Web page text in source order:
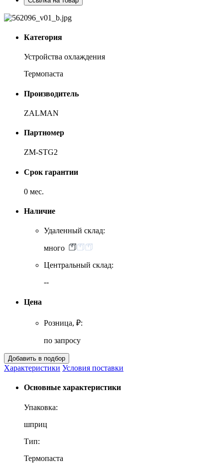
Категория
Устройства охлаждения
Термопаста
Производитель
ZALMAN
Партномер
ZM-STG2
Срок гарантии
0 мес.
Наличие
Удаленный склад:
много
Центральный склад:
--
Цена
Розница, ₽:
по запросу
Характеристики Условия поставки
Основные характеристики
Упаковка:
шприц
Тип:
Термопаста